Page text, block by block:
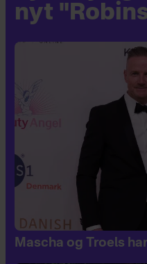
nyt
Mascha og Troels